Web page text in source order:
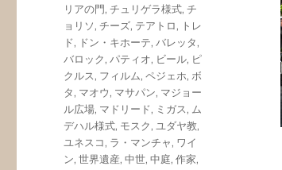
リアの門,チュリゲラ様式,チ
ョリソ,チーズ, テアトロ, トレ
ド, ドン・キホーテ, バレッタ,
バロック, パティオ, ビール, ピ
クルス, フィルム,ペジェホ, ボ
タ, マオウ, マサパン, マジョー
ル広場, マドリード, ミガス, ム
デハル様式, モスク, ユダヤ教,
ユネスコ, ラ・マンチャ, ワイ
ン,世界遺産,中世,中庭,作家,